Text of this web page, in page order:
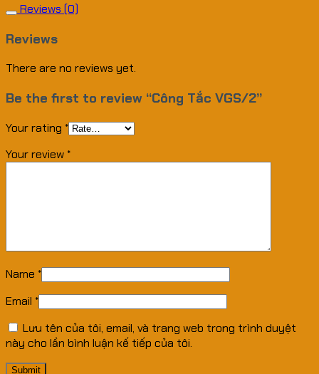
Reviews (0)
Reviews
There are no reviews yet.
Be the first to review “Công Tắc VGS/2”
Your rating *
Your review *
Name *
Email *
Lưu tên của tôi, email, và trang web trong trình duyệt
này cho lần bình luận kế tiếp của tôi.